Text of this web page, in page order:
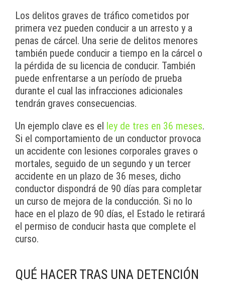
Los delitos graves de tráfico cometidos por
primera vez pueden conducir a un arresto y a
penas de cárcel. Una serie de delitos menores
también puede conducir a tiempo en la cárcel o
la pérdida de su licencia de conducir. También
puede enfrentarse a un período de prueba
durante el cual las infracciones adicionales
tendrán graves consecuencias.
Un ejemplo clave es el ley de tres en 36 meses.
Si el comportamiento de un conductor provoca
un accidente con lesiones corporales graves o
mortales, seguido de un segundo y un tercer
accidente en un plazo de 36 meses, dicho
conductor dispondrá de 90 días para completar
un curso de mejora de la conducción. Si no lo
hace en el plazo de 90 días, el Estado le retirará
el permiso de conducir hasta que complete el
curso.
QUÉ HACER TRAS UNA DETENCIÓN